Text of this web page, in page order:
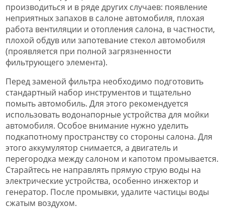
производиться и в ряде других случаев: появление
неприятных запахов в салоне автомобиля, плохая
работа вентиляции и отопления салона, в частности,
плохой обдув или запотевание стекол автомобиля
(проявляется при полной загрязненности
фильтрующего элемента).
Перед заменой фильтра необходимо подготовить
стандартный набор инструментов и тщательно
помыть автомобиль. Для этого рекомендуется
использовать водонапорные устройства для мойки
автомобиля. Особое внимание нужно уделить
подкапотному пространству со стороны салона. Для
этого аккумулятор снимается, а двигатель и
перегородка между салоном и капотом промывается.
Старайтесь не направлять прямую струю воды на
электрические устройства, особенно инжектор и
генератор. После промывки, удалите частицы воды
сжатым воздухом.